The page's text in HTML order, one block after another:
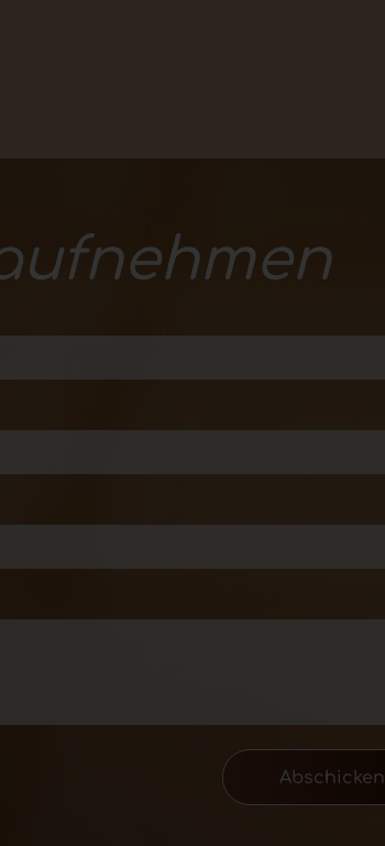
Abschicken